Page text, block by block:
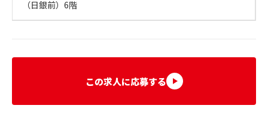
（日銀前）6階
この求人に応募する